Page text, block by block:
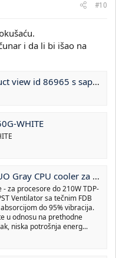
#10
i da li bi išao na
amd radeon rx 6700 xt one2gb gddr6'
WHITE
i Intel procesore Arctic ACFRE00075A
za procesore do 210W TDP-
Ventilator sa tečnim FDB
do 95% vibracija.
u odnosu na prethodne
niska potrošnja energ...